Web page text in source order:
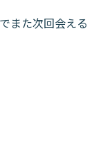
また次回会える